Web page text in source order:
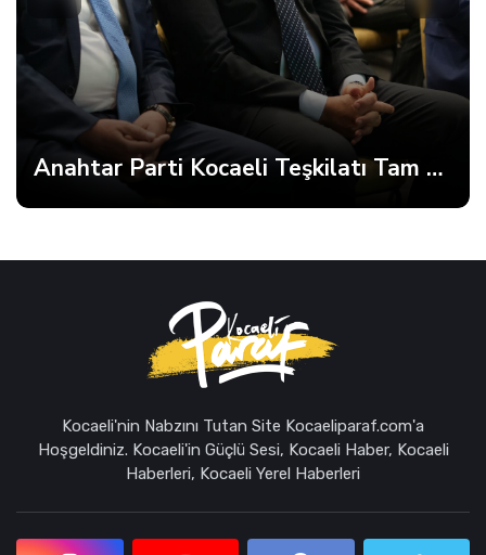
Anahtar Parti Kocaeli Teşkilatı Tam Kadro Toplandı
Kocaeli'nin Nabzını Tutan Site Kocaeliparaf.com'a
Hoşgeldiniz. Kocaeli'in Güçlü Sesi, Kocaeli Haber, Kocaeli
Haberleri, Kocaeli Yerel Haberleri